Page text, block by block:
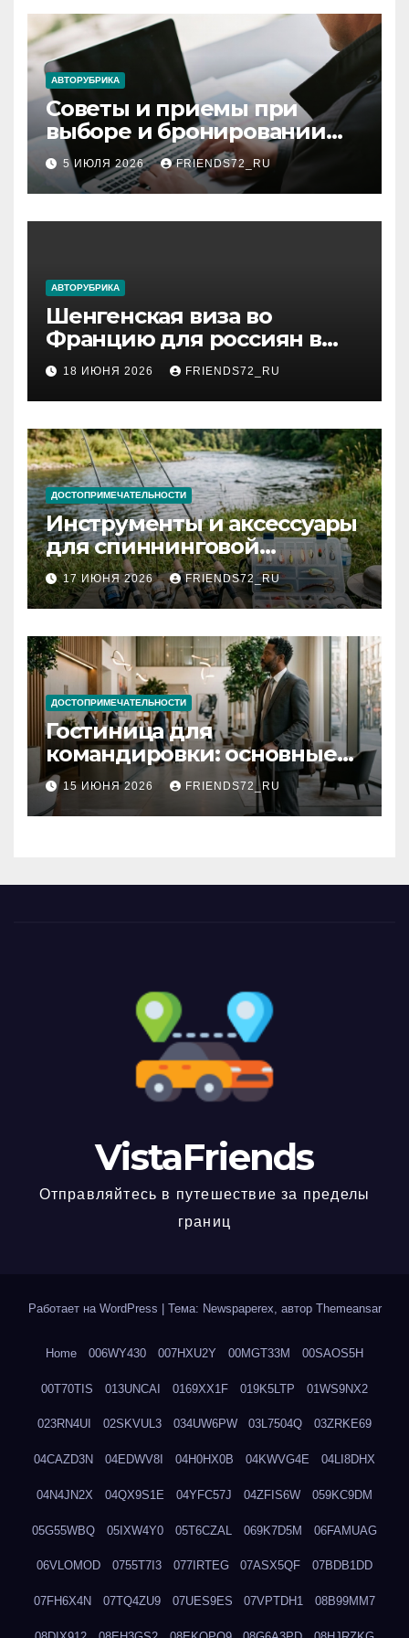
АВТОРУБРИКА
Советы и приемы при
выборе и бронировании
авиабилетов
5 ИЮЛЯ 2026 FRIENDS72_RU
АВТОРУБРИКА
Шенгенская виза во
Францию для россиян в
2026 году: сроки от 3 дней
и список необходимых
документов
18 ИЮНЯ 2026 FRIENDS72_RU
ДОСТОПРИМЕЧАТЕЛЬНОСТИ
Инструменты и аксессуары
для спиннинговой
рыбалки: назначение и
типы
17 ИЮНЯ 2026 FRIENDS72_RU
ДОСТОПРИМЕЧАТЕЛЬНОСТИ
Гостиница для
командировки: основные
критерии выбора
15 ИЮНЯ 2026 FRIENDS72_RU
VistaFriends
Отправляйтесь в путешествие за пределы
границ
Работает на WordPress Тема: Newspaperex, автор Themeansar
Home 006WY430 007HXU2Y 00MGT33M 00SAOS5H
00T70TIS 013UNCAI 0169XX1F 019K5LTP 01WS9NX2
023RN4UI 02SKVUL3 034UW6PW 03L7504Q 03ZRKE69
04CAZD3N 04EDWV8I 04H0HX0B 04KWVG4E 04LI8DHX
04N4JN2X 04QX9S1E 04YFC57J 04ZFIS6W 059KC9DM
05G55WBQ 05IXW4Y0 05T6CZAL 069K7D5M 06FAMUAG
06VLOMOD 0755T7I3 077IRTEG 07ASX5QF 07BDB1DD
07FH6X4N 07TQ4ZU9 07UES9ES 07VPTDH1 08B99MM7